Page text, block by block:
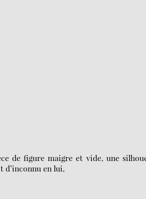
de figure maigre et vide, une
d’inconnu en lui,